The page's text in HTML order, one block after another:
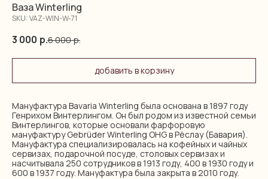
Ваза Winterling
SKU:VAZ-WIN-W-71
3 000 р.6 000 р.
добавить в корзину
Мануфактура Bavaria Winterling была основана в 1897 году
Генрихом Винтерлингом. Он был родом из известной семьи
Винтерлингов, которые основали фарфоровую
мануфактуру Gebrüder Winterling OHG в Рёслау (Бавария).
Мануфактура специализировалась на кофейных и чайных
сервизах, подарочной посуде, столовых сервизах и
насчитывала 250 сотрудников в 1913 году, 400 в 1930 году и
600 в 1937 году. Мануфактура была закрыта в 2010 году.